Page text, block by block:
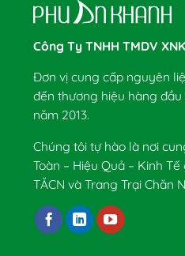
Công Ty TNHH TMDV
Đơn vị cung cấp nguyên
đến thương hiệu hàng
năm 2013.
Chúng tôi tự hào là nơi
Toàn – Hiệu Quả – Kinh
TĂCN và Trang Trại Chăn